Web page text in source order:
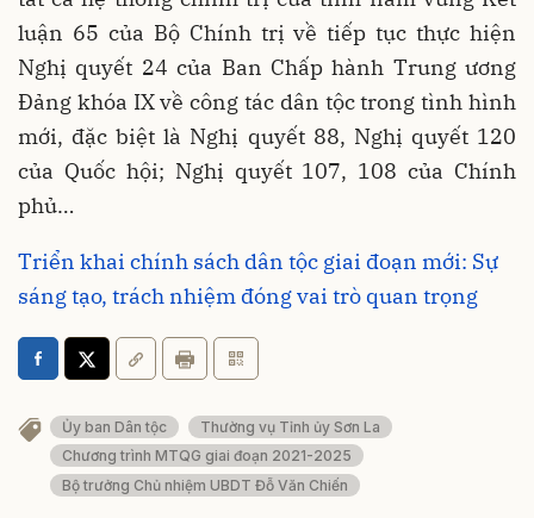
luận 65 của Bộ Chính trị về tiếp tục thực hiện
Nghị quyết 24 của Ban Chấp hành Trung ương
Đảng khóa IX về công tác dân tộc trong tình hình
mới, đặc biệt là Nghị quyết 88, Nghị quyết 120
của Quốc hội; Nghị quyết 107, 108 của Chính
phủ…
Triển khai chính sách dân tộc giai đoạn mới: Sự
sáng tạo, trách nhiệm đóng vai trò quan trọng
Ủy ban Dân tộc
Thường vụ Tỉnh ủy Sơn La
Chương trình MTQG giai đoạn 2021-2025
Bộ trưởng Chủ nhiệm UBDT Đỗ Văn Chiến